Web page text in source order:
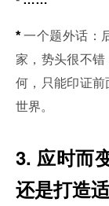
* 一个题外话：
家，势头很不
何，只能印证
世界。
3. 应时而
还是打造